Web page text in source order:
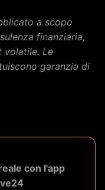
a scopo
finanziaria,
volatile. Le
garanzia di
con l'app